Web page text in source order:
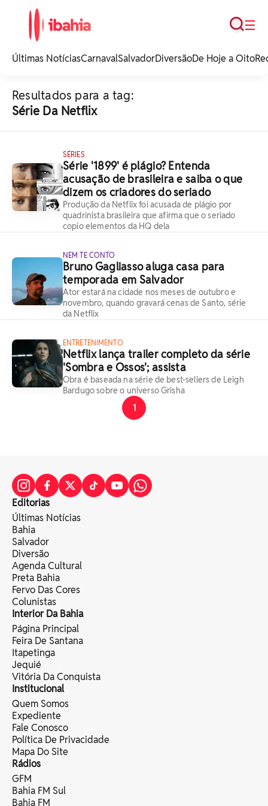
noticias e
☰
Busca
Últimas NotíciasCarnavalSalvadorDiversãoDe Hoje a Oito
Resultados para a tag:
Série Da Netflix
SÉRIES
Série '1899' é plágio? Entenda
acusação de brasileira e saiba o que
dizem os criadores do seriado
Produção da Netflix foi acusada de plágio por
quadrinista brasileira que afirma que o seriado
copio elementos da HQ dela
NEM TE CONTO
Bruno Gagliasso aluga casa para
temporada em Salvador
Ator estará na cidade nos meses de outubro e
novembro, quando gravará cenas de Santo, série
da Netflix
ENTRETENIMENTO
Netflix lança trailer completo da série
'Sombra e Ossos'; assista
Obra é baseada na série de best-sellers de Leigh
Bardugo sobre o universo Grisha
1
Editorias
Últimas Notícias
Bahia
Salvador
Diversão
Agenda Cultural
Preta Bahia
Fervo Das Cores
Colunistas
Interior Da Bahia
Página Principal
Feira De Santana
Itapetinga
Jequié
Vitória Da Conquista
Institucional
Quem Somos
Expediente
Fale Conosco
Política De Privacidade
Mapa Do Site
Rádios
GFM
Bahia FM Sul
Bahia FM